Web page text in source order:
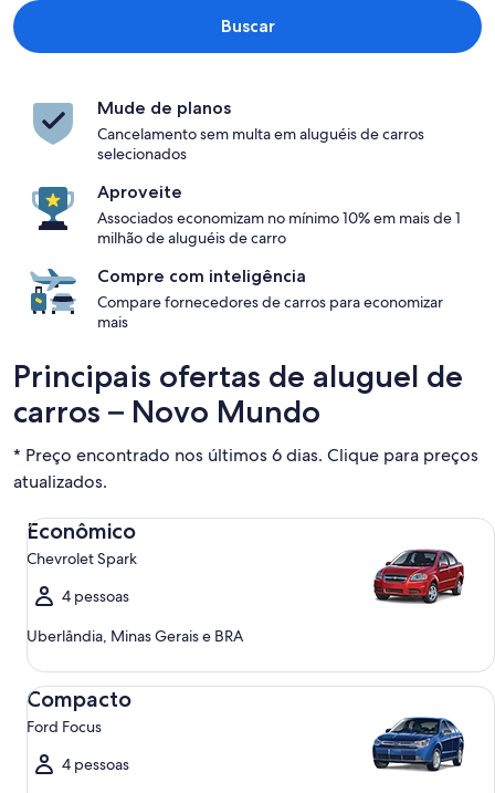
Buscar
Mude de planos
Cancelamento sem multa em aluguéis de carros
selecionados
Aproveite
Associados economizam no mínimo 10% em mais de 1
milhão de aluguéis de carro
Compre com inteligência
Compare fornecedores de carros para economizar
mais
Principais ofertas de aluguel de
carros – Novo Mundo
* Preço encontrado nos últimos 6 dias. Clique para preços
atualizados.
Econômico
Chevrolet Spark
4 pessoas
Uberlândia, Minas Gerais e BRA
Econômico Chevrolet Spark
Compacto
Ford Focus
4 pessoas
Compacto Ford Focus